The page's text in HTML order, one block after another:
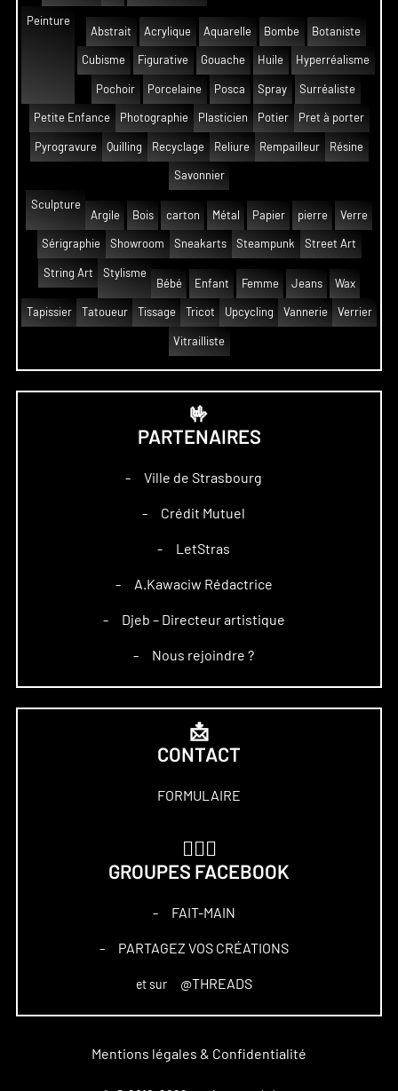
Peinture
Abstrait
Acrylique Aquarelle Bombe Botaniste
Cubisme Figurative Gouache Huile Hyperréalisme
Pochoir Porcelaine Posca Spray Surréaliste
Petite Enfance Photographie Plasticien Potier Pret à porter
Pyrogravure Quilling Recyclage Reliure Rempailleur Résine
Savonnier
Sculpture
Argile
Bois carton Métal Papier pierre Verre
Sérigraphie Showroom Sneakarts Steampunk Street Art
String Art
Stylisme
Bébé
Enfant Femme Jeans Wax
Tapissier Tatoueur Tissage Tricot Upcycling Vannerie Verrier
Vitrailliste
🤟
PARTENAIRES
– Ville de Strasbourg
– Crédit Mutuel
– LetStras
– A.Kawaciw Rédactrice
– Djeb – Directeur artistique
– Nous rejoindre ?
📩
CONTACT
FORMULAIRE
GROUPES FACEBOOK
– FAIT-MAIN
– PARTAGEZ VOS CRÉATIONS
et sur @THREADS
Mentions légales & Confidentialité